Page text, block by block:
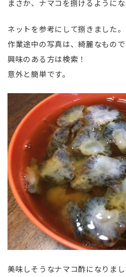
まさか、ナマコを捌けるようにな
ネットを参考にして捌きました。
作業途中の写真は、綺麗なもので
興味のある方は検索！
意外と簡単です。
美味しそうなナマコ酢になりま